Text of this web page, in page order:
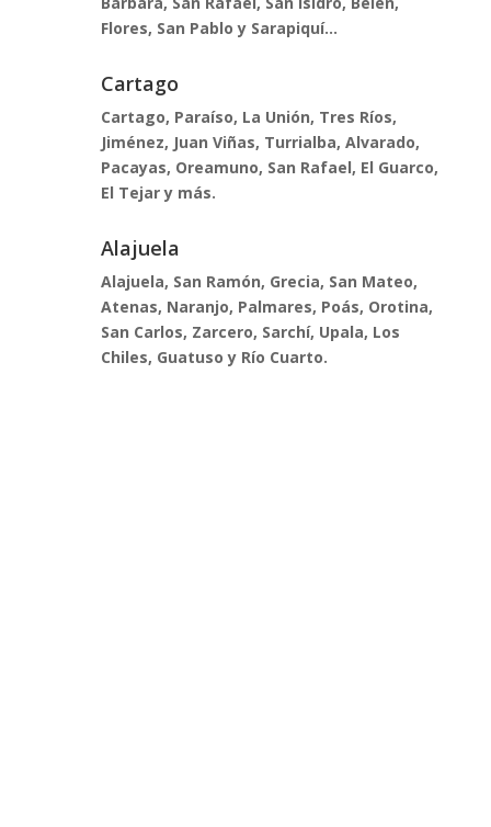
Flores, San Pablo y Sarapiquí...
Cartago
Cartago, Paraíso, La Unión, Tres Ríos,
Jiménez, Juan Viñas, Turrialba, Alvarado,
Pacayas, Oreamuno, San Rafael, El Guarco,
El Tejar y más.
Alajuela
Alajuela, San Ramón, Grecia, San Mateo,
Atenas, Naranjo, Palmares, Poás, Orotina,
San Carlos, Zarcero, Sarchí, Upala, Los
Chiles, Guatuso y Río Cuarto.